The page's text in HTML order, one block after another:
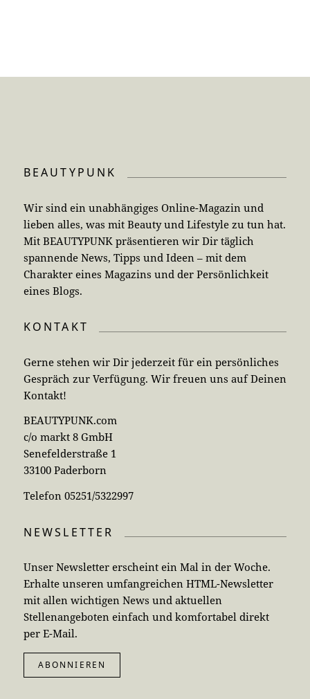
BEAUTYPUNK
Wir sind ein unabhängiges Online-Magazin und
lieben alles, was mit Beauty und Lifestyle zu tun hat.
Mit BEAUTYPUNK präsentieren wir Dir täglich
spannende News, Tipps und Ideen – mit dem
Charakter eines Magazins und der Persönlichkeit
eines Blogs.
KONTAKT
Gerne stehen wir Dir jederzeit für ein persönliches
Gespräch zur Verfügung. Wir freuen uns auf Deinen
Kontakt!
BEAUTYPUNK.com
c/o markt 8 GmbH
Senefelderstraße 1
33100 Paderborn
Telefon 05251/5322997
NEWSLETTER
Unser Newsletter erscheint ein Mal in der Woche.
Erhalte unseren umfangreichen HTML-Newsletter
mit allen wichtigen News und aktuellen
Stellenangeboten einfach und komfortabel direkt
per E-Mail.
ABONNIEREN